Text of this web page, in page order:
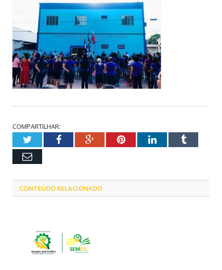
COMPARTILHAR:
TwitterFacebookGoogle+PinterestLinkedInTumblr
Email
CONTEÚDO RELACIONADO